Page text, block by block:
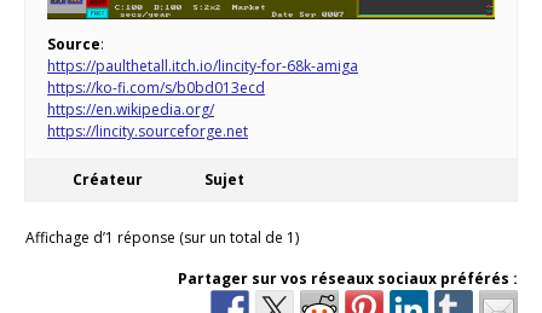
Source:
https://paulthetall.itch.io/lincity-for-68k-amiga
https://ko-fi.com/s/b0bd013ecd
https://en.wikipedia.org/
https://lincity.sourceforge.net
Créateur Sujet
Affichage d’1 réponse (sur un total de 1)
Partager sur vos réseaux sociaux préférés :